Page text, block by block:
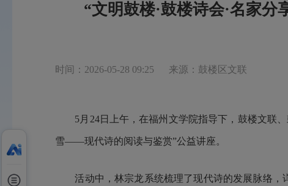
“文明鼓楼·鼓楼诗会·名家
时间：2026-05-28 09:25 来源：鼓楼区文联
5月24日上午，在福州文学院指导下，鼓楼文联
雪——现代诗的阅读与鉴赏”公益讲座。
活动中，林宗龙系统梳理了现代诗的发展脉络，